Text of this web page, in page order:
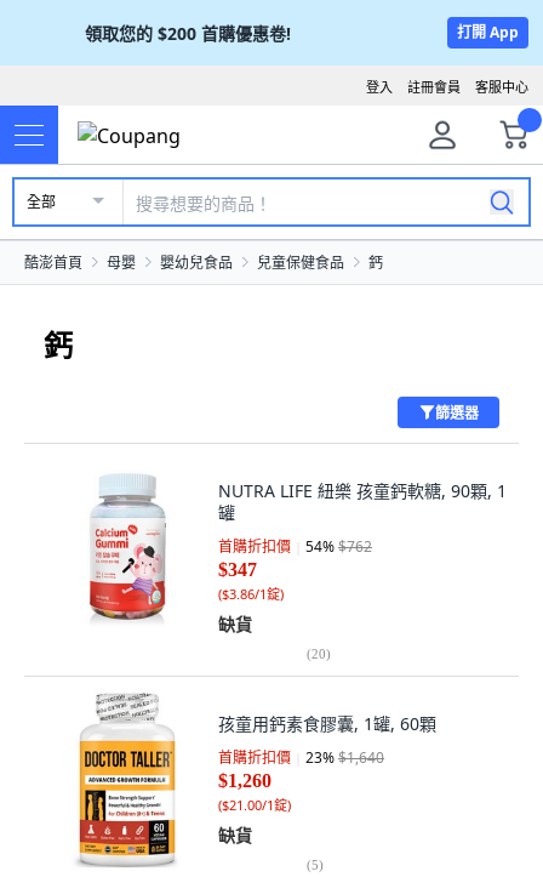
領取您的 $200 首購優惠卷! 打開 App
客服中心
註冊會員
登入
全部
酷澎首頁 母嬰 嬰幼兒食品 兒童保健食品 鈣
鈣
篩選器
NUTRA LIFE 紐樂 孩童鈣軟糖, 90顆, 1
罐
首購折扣價 54%$762
$347
($3.86/1錠)
缺貨
(20)
孩童用鈣素食膠囊, 1罐, 60顆
首購折扣價 23%$1,640
$1,260
($21.00/1錠)
缺貨
(5)